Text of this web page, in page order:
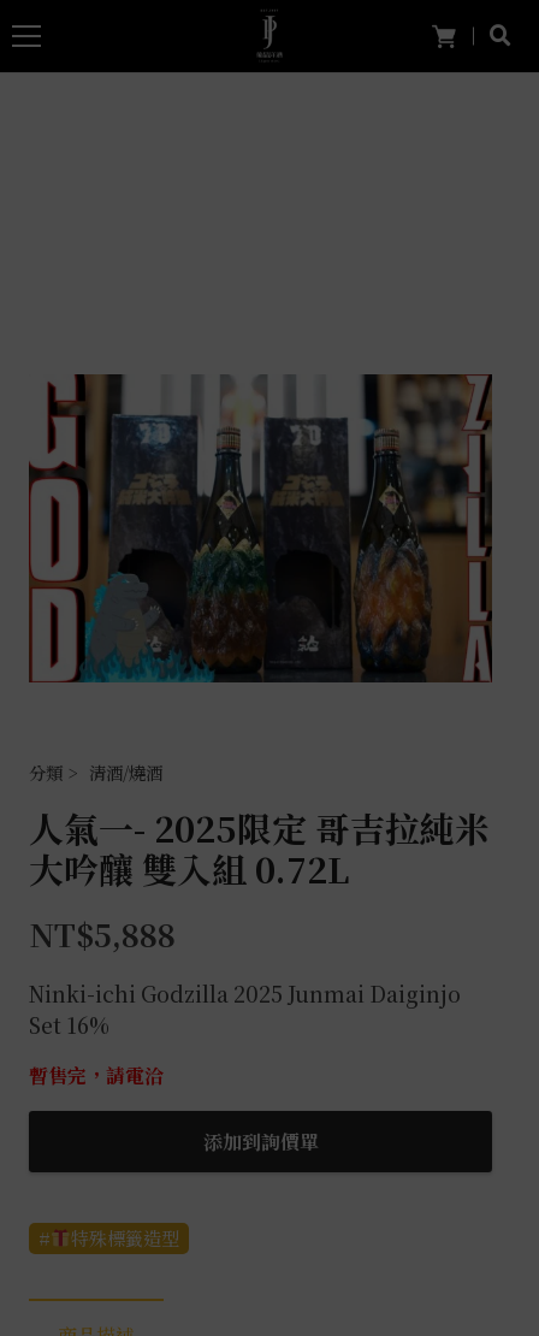
清酒/燒酒
人氣一- 2025限定 哥吉拉純米
大吟釀 雙入組 0.72L
NT$5,888
Ninki-ichi Godzilla 2025 Junmai Daiginjo
Set 16%
暫售完，請電洽
添加到詢價單
特殊標籤造型